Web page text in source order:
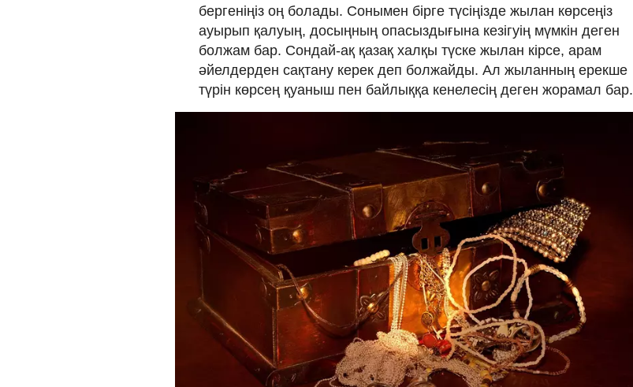
бергеніңіз оң болады. Сонымен бірге түсіңізде жылан көрсеңіз
ауырып қалуың, досыңның опасыздығына кезігуің мүмкін деген
болжам бар. Сондай-ақ қазақ халқы түске жылан кірсе, арам
әйелдерден сақтану керек деп болжайды. Ал жыланның ерекше
түрін көрсең қуаныш пен байлыққа кенелесің деген жорамал бар.